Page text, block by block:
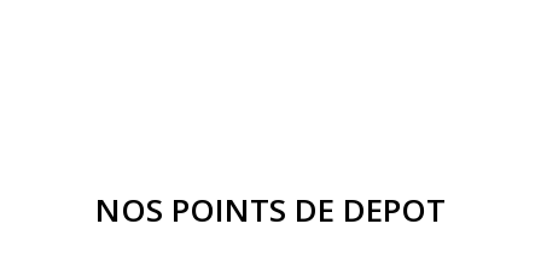
NOS POINTS DE DEPOT